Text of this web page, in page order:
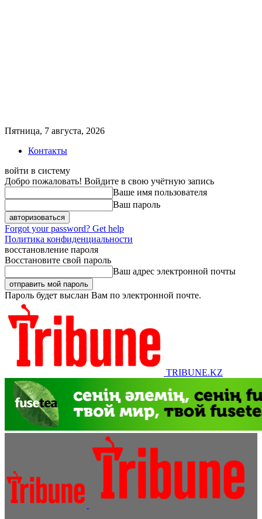
Пятница, 7 августа, 2026
Контакты
войти в систему
Добро пожаловать! Войдите в свою учётную запись
Ваше имя пользователя
Ваш пароль
Forgot your password? Get help
Политика конфиденциальности
восстановление пароля
Восстановите свой пароль
Ваш адрес электронной почты
Пароль будет выслан Вам по электронной почте.
TRIBUNE.KZ